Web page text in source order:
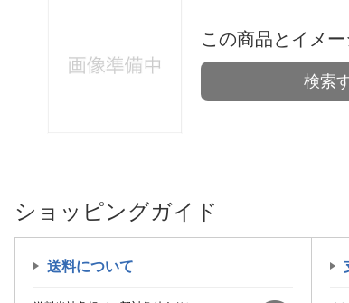
この商品とイメ
検索
ショッピングガイド
送料について